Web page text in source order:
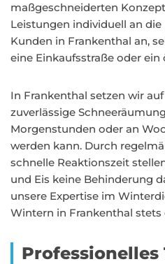
maßgeschneiderten
Leistungen individuell an
Kunden in Frankenthal an,
eine Einkaufsstraße oder
In Frankenthal setzen wir
zuverlässige
Morgenstunden oder an
werden kann. Durch
schnelle Reaktionszeit
und Eis keine Behinderung
unsere Expertise im
Wintern in Frankenthal stets
Professionelles